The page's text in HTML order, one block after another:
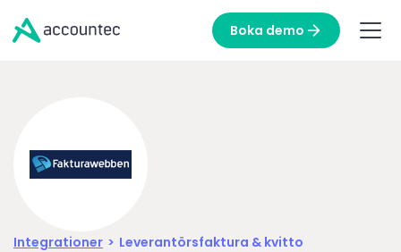
Boka demo
Integrationer > Leverantörsfaktura & kvitto